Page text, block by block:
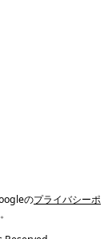
のプライバシーポ